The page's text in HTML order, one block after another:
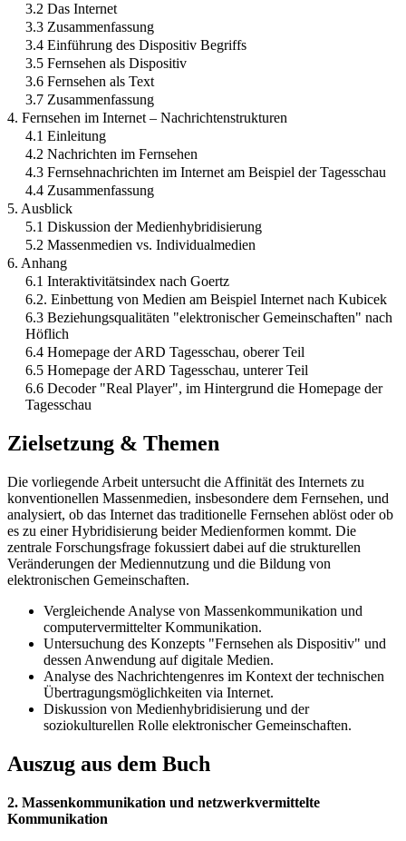
3.2 Das Internet
3.3 Zusammenfassung
3.4 Einführung des Dispositiv Begriffs
3.5 Fernsehen als Dispositiv
3.6 Fernsehen als Text
3.7 Zusammenfassung
4. Fernsehen im Internet – Nachrichtenstrukturen
4.1 Einleitung
4.2 Nachrichten im Fernsehen
4.3 Fernsehnachrichten im Internet am Beispiel der Tagesschau
4.4 Zusammenfassung
5. Ausblick
5.1 Diskussion der Medienhybridisierung
5.2 Massenmedien vs. Individualmedien
6. Anhang
6.1 Interaktivitätsindex nach Goertz
6.2. Einbettung von Medien am Beispiel Internet nach Kubicek
6.3 Beziehungsqualitäten "elektronischer Gemeinschaften" nach
Höflich
6.4 Homepage der ARD Tagesschau, oberer Teil
6.5 Homepage der ARD Tagesschau, unterer Teil
6.6 Decoder "Real Player", im Hintergrund die Homepage der
Tagesschau
Zielsetzung & Themen
Die vorliegende Arbeit untersucht die Affinität des Internets zu
konventionellen Massenmedien, insbesondere dem Fernsehen, und
analysiert, ob das Internet das traditionelle Fernsehen ablöst oder ob
es zu einer Hybridisierung beider Medienformen kommt. Die
zentrale Forschungsfrage fokussiert dabei auf die strukturellen
Veränderungen der Mediennutzung und die Bildung von
elektronischen Gemeinschaften.
Vergleichende Analyse von Massenkommunikation und
computervermittelter Kommunikation.
Untersuchung des Konzepts "Fernsehen als Dispositiv" und
dessen Anwendung auf digitale Medien.
Analyse des Nachrichtengenres im Kontext der technischen
Übertragungsmöglichkeiten via Internet.
Diskussion von Medienhybridisierung und der
soziokulturellen Rolle elektronischer Gemeinschaften.
Auszug aus dem Buch
2. Massenkommunikation und netzwerkvermittelte
Kommunikation